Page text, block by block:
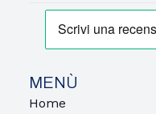
MENÙ
Home